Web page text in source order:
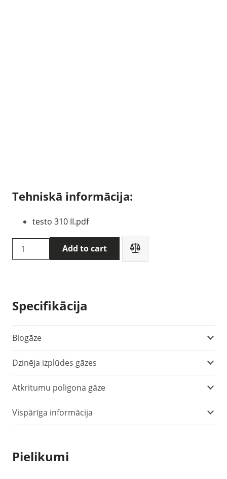
Tehniskā informācija:
testo 310 II.pdf
Testo
310
(0563
3104)
quantity
Add to cart
Specifikācija
Biogāze
Dzinēja izplūdes gāzes
Atkritumu poligona gāze
Vispārīga informācija
Pielikumi